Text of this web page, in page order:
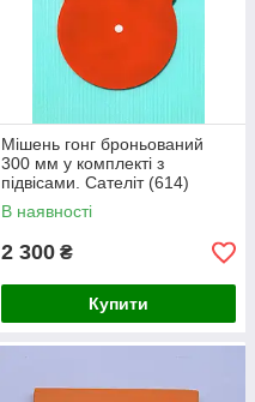
Мішень гонг броньований
300 мм у комплекті з
підвісами. Сателіт (614)
В наявності
2 300 ₴
Купити